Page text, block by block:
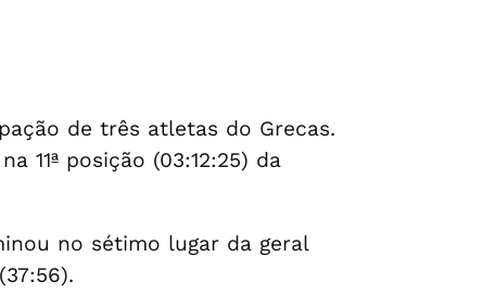
de três atletas do Grecas.
11ª posição (03:12:25) da
no sétimo lugar da geral